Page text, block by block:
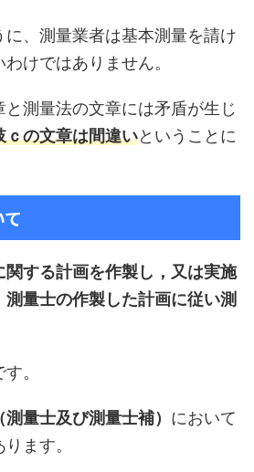
、測量業者は基本測量を請け
けではありません。
と測量法の文章には矛盾が生じ
ｃの文章は間違いということに
関する計画を作製し，又は実施
量士の作製した計画に従い測
。
量士及び測量士補） において
ます。